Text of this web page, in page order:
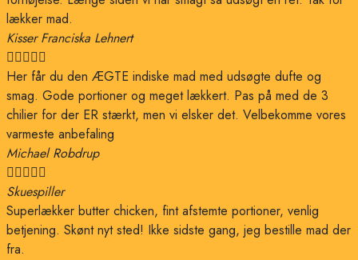
lækker mad.
Kisser Franciska Lehnert

Her får du den ÆGTE indiske mad med udsøgte dufte og
smag. Gode portioner og meget lækkert. Pas på med de 3
chilier for der ER stærkt, men vi elsker det. Velbekomme vores
varmeste anbefaling
Michael Robdrup

Skuespiller
Superlækker butter chicken, fint afstemte portioner, venlig
betjening. Skønt nyt sted! Ikke sidste gang, jeg bestille mad der
fra.